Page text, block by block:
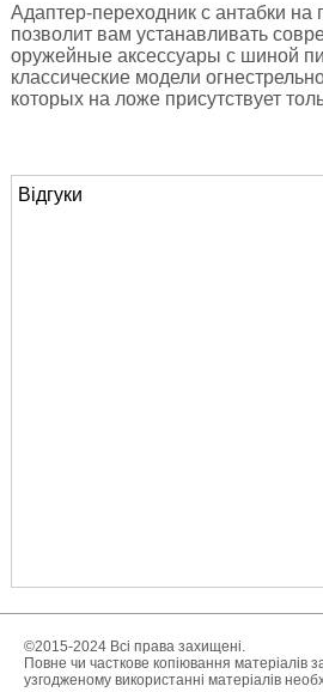
Адаптер-переходник с антабки на
позволит вам устанавливать
оружейные аксессуары с шиной
классические модели
которых на ложе присутствует
Відгуки
©2015-2024 Всі права захищені.
Повне чи часткове копіювання матеріалів
узгодженому використанні матеріалів